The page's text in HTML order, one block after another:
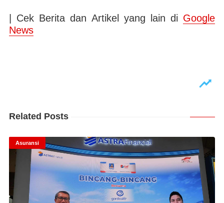
| Cek Berita dan Artikel yang lain di Google
News
Related Posts
Asuransi